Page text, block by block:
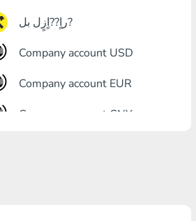
راٍ??اٍزٍل بل?
Company account USD
Company account EUR
Company account CNY